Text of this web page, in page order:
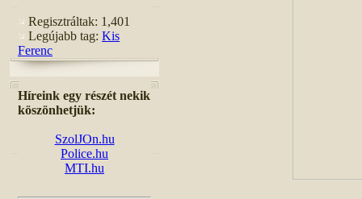
Regisztráltak: 1,401
Legújabb tag: Kis
Ferenc
Híreink egy részét nekik
köszönhetjük:
SzolJOn.hu
Police.hu
MTI.hu